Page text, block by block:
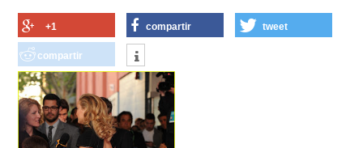
+1 compartir tweet
compartir